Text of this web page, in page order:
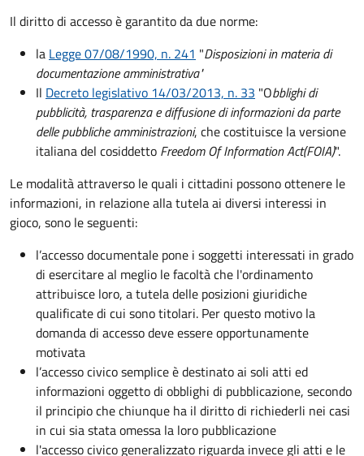
Il diritto di accesso è garantito da due norme:
la Legge 07/08/1990, n. 241 "Disposizioni in materia di
documentazione amministrativa"
Il Decreto legislativo 14/03/2013, n. 33 "Obblighi di
pubblicità, trasparenza e diffusione di informazioni da parte
delle pubbliche amministrazioni, che costituisce la versione
italiana del cosiddetto Freedom Of Information Act(FOIA)".
Le modalità attraverso le quali i cittadini possono ottenere le
informazioni, in relazione alla tutela ai diversi interessi in
gioco, sono le seguenti:
l’accesso documentale pone i soggetti interessati in grado
di esercitare al meglio le facoltà che l'ordinamento
attribuisce loro, a tutela delle posizioni giuridiche
qualificate di cui sono titolari. Per questo motivo la
domanda di accesso deve essere opportunamente
motivata
l’accesso civico semplice è destinato ai soli atti ed
informazioni oggetto di obblighi di pubblicazione, secondo
il principio che chiunque ha il diritto di richiederli nei casi
in cui sia stata omessa la loro pubblicazione
l'accesso civico generalizzato riguarda invece gli atti e le